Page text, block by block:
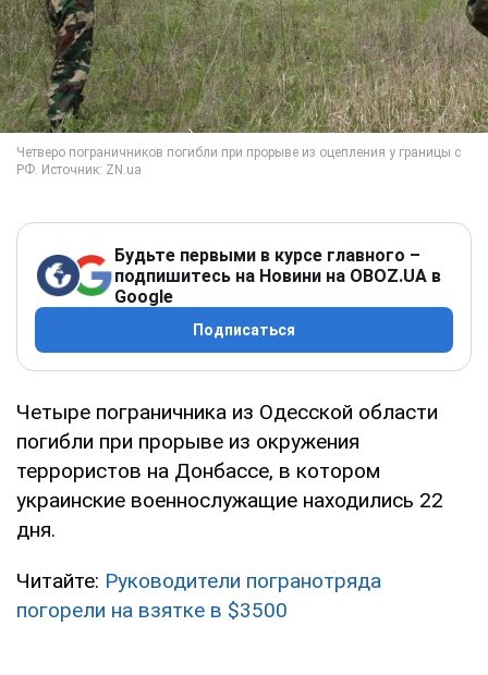
Будьте первыми в курсе главного –
подпишитесь на Новини на OBOZ.UA в
Google
Подписаться
Четыре пограничника из Одесской области
погибли при прорыве из окружения
террористов на Донбассе, в котором
украинские военнослужащие находились 22
дня.
Читайте: Руководители погранотряда
погорели на взятке в $3500